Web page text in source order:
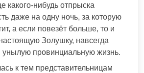
какого-нибудь отпрыска
даже на одну ночь, за которую
а если повезёт больше, то и
Золушку, навсегда
унылую провинциальную жизнь.
к тем представительницам